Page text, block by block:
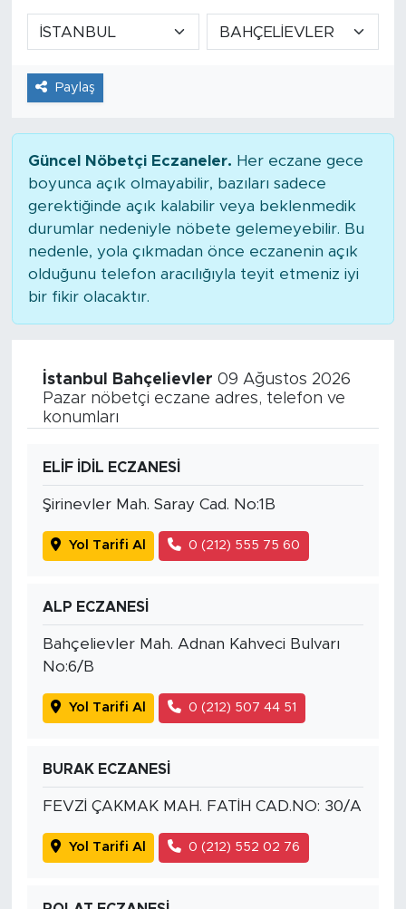
Paylaş
Güncel Nöbetçi Eczaneler. Her eczane gece
boyunca açık olmayabilir, bazıları sadece
gerektiğinde açık kalabilir veya beklenmedik
durumlar nedeniyle nöbete gelemeyebilir. Bu
nedenle, yola çıkmadan önce eczanenin açık
olduğunu telefon aracılığıyla teyit etmeniz iyi
bir fikir olacaktır.
İstanbul Bahçelievler 09 Ağustos 2026
Pazar nöbetçi eczane adres, telefon ve
konumları
ELİF İDİL ECZANESİ
Şirinevler Mah. Saray Cad. No:1B
Yol Tarifi Al 0 (212) 555 75 60
ALP ECZANESİ
Bahçelievler Mah. Adnan Kahveci Bulvarı
No:6/B
Yol Tarifi Al 0 (212) 507 44 51
BURAK ECZANESİ
FEVZİ ÇAKMAK MAH. FATİH CAD.NO: 30/A
Yol Tarifi Al 0 (212) 552 02 76